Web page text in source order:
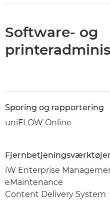
Software- og
Sporing og rapportering
uniFLOW Online
Fjernbetjeningsværktøjer
iW Enterprise
eMaintenance
Content Delivery System